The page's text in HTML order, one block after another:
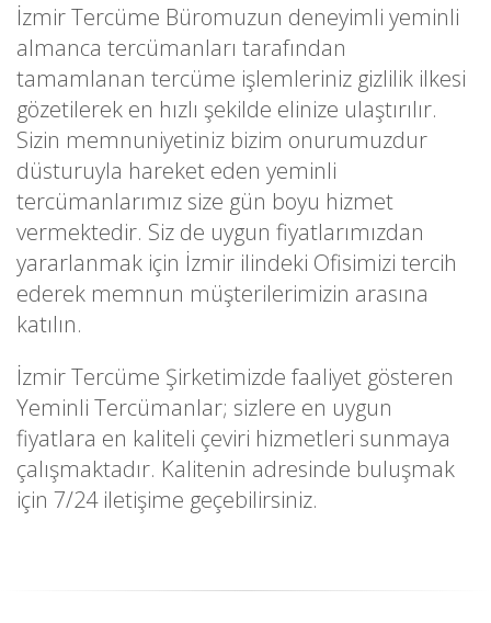
İzmir Tercüme Büromuzun deneyimli yeminli
almanca tercümanları tarafından
tamamlanan tercüme işlemleriniz gizlilik ilkesi
gözetilerek en hızlı şekilde elinize ulaştırılır.
Sizin memnuniyetiniz bizim onurumuzdur
düsturuyla hareket eden yeminli
tercümanlarımız size gün boyu hizmet
vermektedir. Siz de uygun fiyatlarımızdan
yararlanmak için İzmir ilindeki Ofisimizi tercih
ederek memnun müşterilerimizin arasına
katılın.
İzmir Tercüme Şirketimizde faaliyet gösteren
Yeminli Tercümanlar; sizlere en uygun
fiyatlara en kaliteli çeviri hizmetleri sunmaya
çalışmaktadır. Kalitenin adresinde buluşmak
için 7/24 iletişime geçebilirsiniz.